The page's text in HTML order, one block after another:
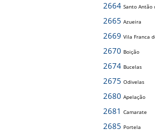
2664 Santo Antão
2665 Azueira
2669 Vila Franca
2670 Boição
2674 Bucelas
2675 Odivelas
2680 Apelação
2681 Camarate
2685 Portela